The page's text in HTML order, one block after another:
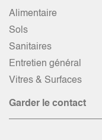
Alimentaire
Sols
Sanitaires
Entretien général
Vitres & Surfaces
Garder le contact